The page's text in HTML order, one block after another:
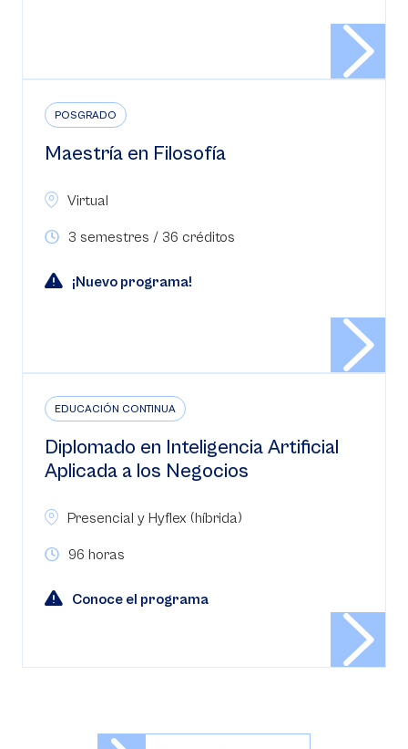
POSGRADO
Maestría en Filosofía
Virtual
3 semestres / 36 créditos
¡Nuevo programa!
EDUCACIÓN CONTINUA
Diplomado en Inteligencia Artificial
Aplicada a los Negocios
Presencial y Hyflex (híbrida)
96 horas
Conoce el programa